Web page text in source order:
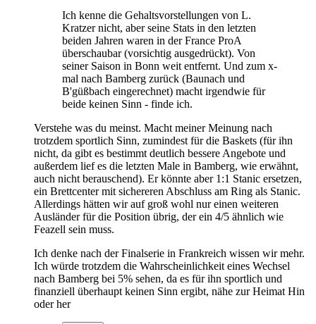
Ich kenne die Gehaltsvorstellungen von L.
Kratzer nicht, aber seine Stats in den letzten
beiden Jahren waren in der France ProA
überschaubar (vorsichtig ausgedrückt). Von
seiner Saison in Bonn weit entfernt. Und zum x-
mal nach Bamberg zurück (Baunach und
B'güßbach eingerechnet) macht irgendwie für
beide keinen Sinn - finde ich.
Verstehe was du meinst. Macht meiner Meinung nach
trotzdem sportlich Sinn, zumindest für die Baskets (für ihn
nicht, da gibt es bestimmt deutlich bessere Angebote und
außerdem lief es die letzten Male in Bamberg, wie erwähnt,
auch nicht berauschend). Er könnte aber 1:1 Stanic ersetzen,
ein Brettcenter mit sichereren Abschluss am Ring als Stanic.
Allerdings hätten wir auf groß wohl nur einen weiteren
Ausländer für die Position übrig, der ein 4/5 ähnlich wie
Feazell sein muss.
Ich denke nach der Finalserie in Frankreich wissen wir mehr.
Ich würde trotzdem die Wahrscheinlichkeit eines Wechsel
nach Bamberg bei 5% sehen, da es für ihn sportlich und
finanziell überhaupt keinen Sinn ergibt, nähe zur Heimat Hin
oder her